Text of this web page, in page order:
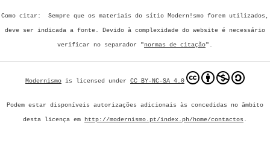
Como citar: Sempre que os materiais do sítio Modern!smo forem utilizados,
deve ser indicada a fonte. Devido à complexidade do website é necessário
verificar no separador "normas de citação".
Modernismo is licensed under CC BY-NC-SA 4.0
Podem estar disponíveis autorizações adicionais às concedidas no âmbito
desta licença em http://modernismo.pt/index.ph/home/contactos .